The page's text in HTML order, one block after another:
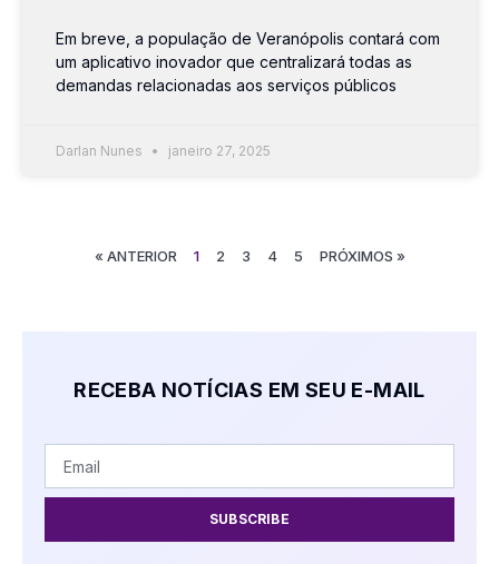
Em breve, a população de Veranópolis contará com
um aplicativo inovador que centralizará todas as
demandas relacionadas aos serviços públicos
Darlan Nunes janeiro 27, 2025
« ANTERIOR 1 2 3 4 5 PRÓXIMOS »
RECEBA NOTÍCIAS EM SEU E-MAIL
SUBSCRIBE